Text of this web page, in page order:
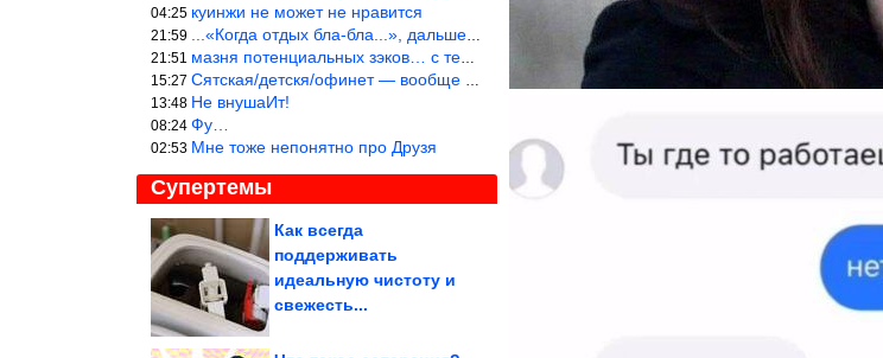
04:25 куинжи не может не нравится
21:59 ...«Когда отдых бла-бла...», дальше Большой вопрос. «приходитЬся
21:51 мазня потенциальных зэков… с тем же смыслом…
15:27 Сятская/детскя/офинет — вообще шедеврально!
13:48 Не внушаИт!
08:24 Фу…
02:53 Мне тоже непонятно про Друзя
Супертемы
Как всегда
поддерживать
идеальную чистоту и
свежесть...
Нужно ли отключать
грозы